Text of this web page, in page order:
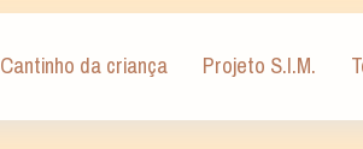
Cantinho da criança Projeto S.I.M.